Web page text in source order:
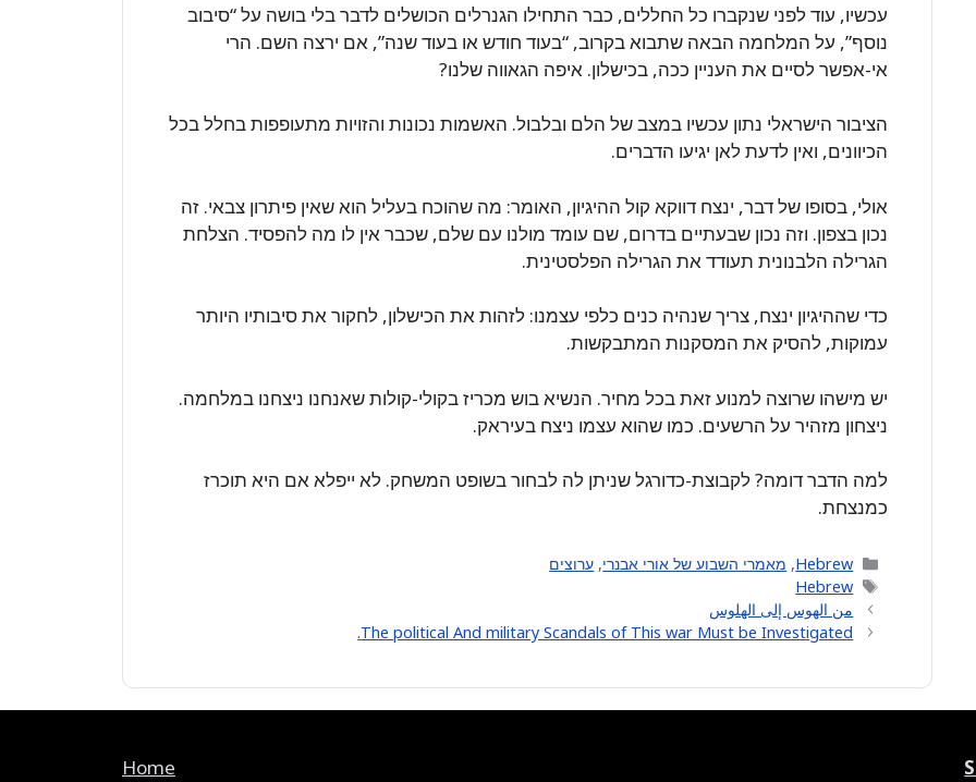
עכשיו, עוד לפני שנקברו כל החללים, כבר התחילו הגנרלים הכושלים לדבר בלי בושה על “סיבוב
נוסף”, על המלחמה הבאה שתבוא בקרוב, “בעוד חודש או בעוד שנה”, אם ירצה השם. הרי
אי-אפשר לסיים את העניין ככה, בכישלון. איפה הגאווה שלנו?
הציבור הישראלי נתון עכשיו במצב של הלם ובלבול. האשמות נכונות והזויות מתעופפות בחלל בכל
הכיוונים, ואין לדעת לאן יגיעו הדברים.
אולי, בסופו של דבר, ינצח דווקא קול ההיגיון, האומר: מה שהוכח בעליל הוא שאין פיתרון צבאי. זה
נכון בצפון. וזה נכון שבעתיים בדרום, שם עומד מולנו עם שלם, שכבר אין לו מה להפסיד. הצלחת
הגרילה הלבנונית תעודד את הגרילה הפלסטינית.
כדי שההיגיון ינצח, צריך שנהיה כנים כלפי עצמנו: לזהות את הכישלון, לחקור את סיבותיו היותר
עמוקות, להסיק את המסקנות המתבקשות.
יש מישהו שרוצה למנוע זאת בכל מחיר. הנשיא בוש מכריז בקולי-קולות שאנחנו ניצחנו במלחמה.
ניצחון מזהיר על הרשעים. כמו שהוא עצמו ניצח בעיראק.
למה הדבר דומה? לקבוצת-כדורגל שניתן לה לבחור בשופט המשחק. לא ייפלא אם היא תוכרז
כמנצחת.
Categories
Hebrew
, מאמרי השבוע של אורי אבנרי, ערוצים
Tags
Hebrew
من الهوس إلى الهلوس
The political And military Scandals of This war Must be Investigated.
Home